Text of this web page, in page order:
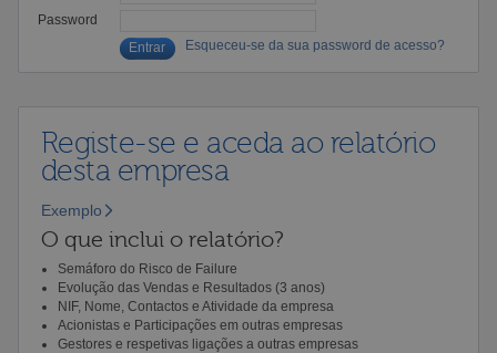
Password
Esqueceu-se da sua password de acesso?
Registe-se e aceda ao relatório
desta empresa
Exemplo
O que inclui o relatório?
Semáforo do Risco de Failure
Evolução das Vendas e Resultados (3 anos)
NIF, Nome, Contactos e Atividade da empresa
Acionistas e Participações em outras empresas
Gestores e respetivas ligações a outras empresas